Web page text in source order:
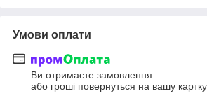
Умови оплати
Ви отримаєте замовлення
або гроші повернуться на вашу картку